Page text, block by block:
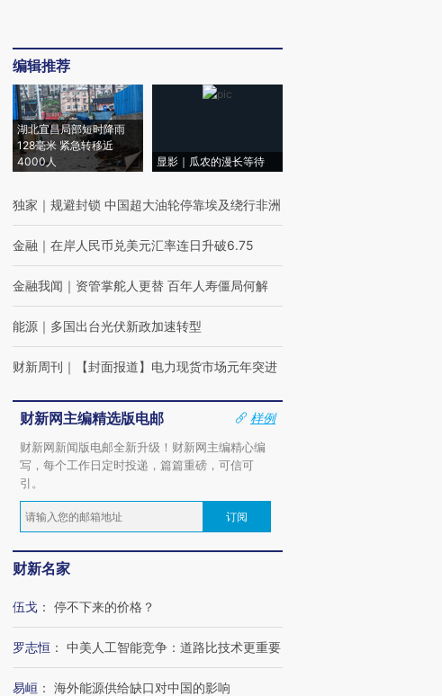
编辑推荐
湖北宜昌局部短时降雨
128毫米 紧急转移近
4000人
显影｜瓜农的漫长等待
独家 ｜ 规避封锁 中国超大油轮停靠埃及绕行非洲
金融 ｜ 在岸人民币兑美元汇率连日升破6.75
金融我闻 ｜ 资管掌舵人更替 百年人寿僵局何解
能源 ｜ 多国出台光伏新政加速转型
财新周刊 ｜ 【封面报道】电力现货市场元年突进
财新网主编精选版电邮
样例
财新网新闻版电邮全新升级！财新网主编精心编
写，每个工作日定时投递，篇篇重磅，可信可
引。
订阅
财新名家
伍戈 ： 停不下来的价格？
罗志恒 ： 中美人工智能竞争：道路比技术更重要
易峘 ： 海外能源供给缺口对中国的影响